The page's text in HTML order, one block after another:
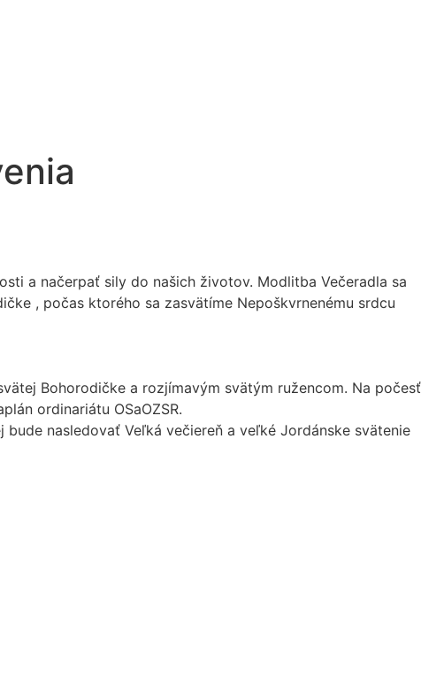
a načerpať sily do našich životov. Modlitba Večeradla sa
, počas ktorého sa zasvätíme Nepoškvrnenému srdcu
Bohorodičke a rozjímavým svätým ružencom. Na počesť
ordinariátu OSaOZSR.
nasledovať Veľká večiereň a veľké Jordánske svätenie